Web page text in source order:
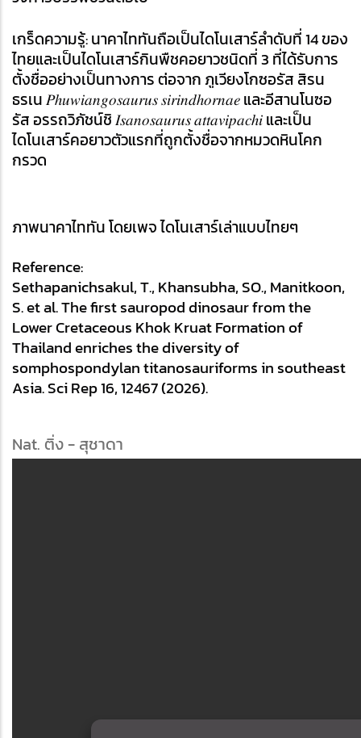
เกร็ดความรู้: นาคาไททันถือเป็นไดโนเสาร์ลำดับที่ 14 ของ
ไทยและเป็นไดโนเสาร์กินพืชคอยาวชนิดที่ 3 ที่ได้รับการ
ตั้งชื่ออย่างเป็นทางการ ต่อจาก ภูเวียงโกซอรัส สิรน
ธรเน 𝑃ℎ𝑢𝑤𝑖𝑎𝑛𝑔𝑜𝑠𝑎𝑢𝑟𝑢𝑠 𝑠𝑖𝑟𝑖𝑛𝑑ℎ𝑜𝑟𝑛𝑎𝑒 และอีสานโนซอ
รัส อรรถวิภัชน์ชิ 𝐼𝑠𝑎𝑛𝑜𝑠𝑎𝑢𝑟𝑢𝑠 𝑎𝑡𝑡𝑎𝑣𝑖𝑝𝑎𝑐ℎ𝑖 และเป็น
ไดโนเสาร์คอยาวตัวแรกที่ถูกตั้งชื่อจากหมวดหินโคก
กรวด
ภาพนาคาไททัน โดยเพจ ไดโนเสาร์เล่าแบบไทยๆ
Reference:
Sethapanichsakul, T., Khansubha, SO., Manitkoon,
S. et al. The first sauropod dinosaur from the
Lower Cretaceous Khok Kruat Formation of
Thailand enriches the diversity of
somphospondylan titanosauriforms in southeast
Asia. Sci Rep 16, 12467 (2026).
Nat. ติ่ง - สุชาดา